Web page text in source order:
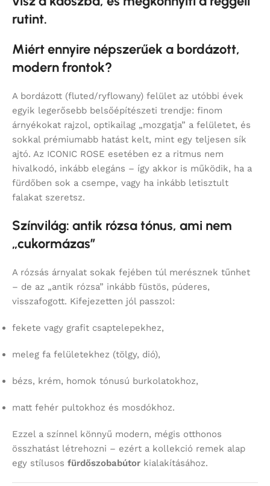
rutint.
Miért ennyire népszerűek a bordázott,
modern frontok?
A bordázott (fluted/ryflowany) felület az utóbbi évek
egyik legerősebb belsőépítészeti trendje: finom
árnyékokat rajzol, optikailag „mozgatja” a felületet, és
sokkal prémiumabb hatást kelt, mint egy teljesen sík
ajtó. Az ICONIC ROSE esetében ez a ritmus nem
hivalkodó, inkább elegáns – így akkor is működik, ha a
fürdőben sok a csempe, vagy ha inkább letisztult
falakat szeretsz.
Színvilág: antik rózsa tónus, ami nem
„cukormázas”
A rózsás árnyalat sokak fejében túl merésznek tűnhet
– de az „antik rózsa” inkább füstös, púderes,
visszafogott. Kifejezetten jól passzol:
fekete vagy grafit csaptelepekhez,
meleg fa felületekhez (tölgy, dió),
bézs, krém, homok tónusú burkolatokhoz,
matt fehér pultokhoz és mosdókhoz.
Ezzel a színnel könnyű modern, mégis otthonos
összhatást létrehozni – ezért a kollekció remek alap
egy stílusos fürdőszobabútor kialakításához.